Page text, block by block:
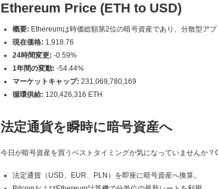
Ethereum Price (ETH to USD)
概要: Ethereumは時価総額第2位の暗号資産であり、分散型ア
現在価格: 1,918.76
24時間変更: -0.59%
1年間の変動: -54.44%
マーケットキャップ: 231,069,780,169
循環供給: 120,426,316 ETH
法定通貨を瞬時に暗号資産へ
今日が暗号資産を買うベストタイミングか気になっていませんか
法定通貨（USD、EUR、PLN）を即座に暗号資産へ換算。